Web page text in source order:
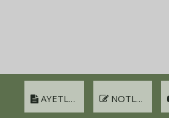
AYETLER NOTLAR